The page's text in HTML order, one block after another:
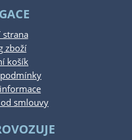
strana
zboží
košík
smlouvy